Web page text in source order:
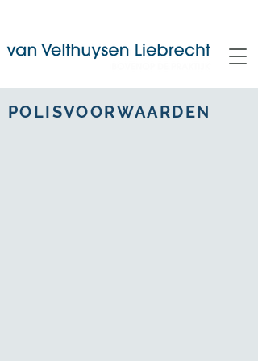
POLISVOORWAARDEN